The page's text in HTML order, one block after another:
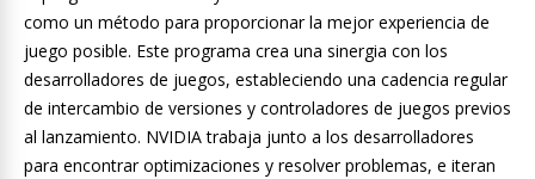
como un método para proporcionar la mejor experiencia de
juego posible. Este programa crea una sinergia con los
desarrolladores de juegos, estableciendo una cadencia regular
de intercambio de versiones y controladores de juegos previos
al lanzamiento. NVIDIA trabaja junto a los desarrolladores
para encontrar optimizaciones y resolver problemas, e iteran